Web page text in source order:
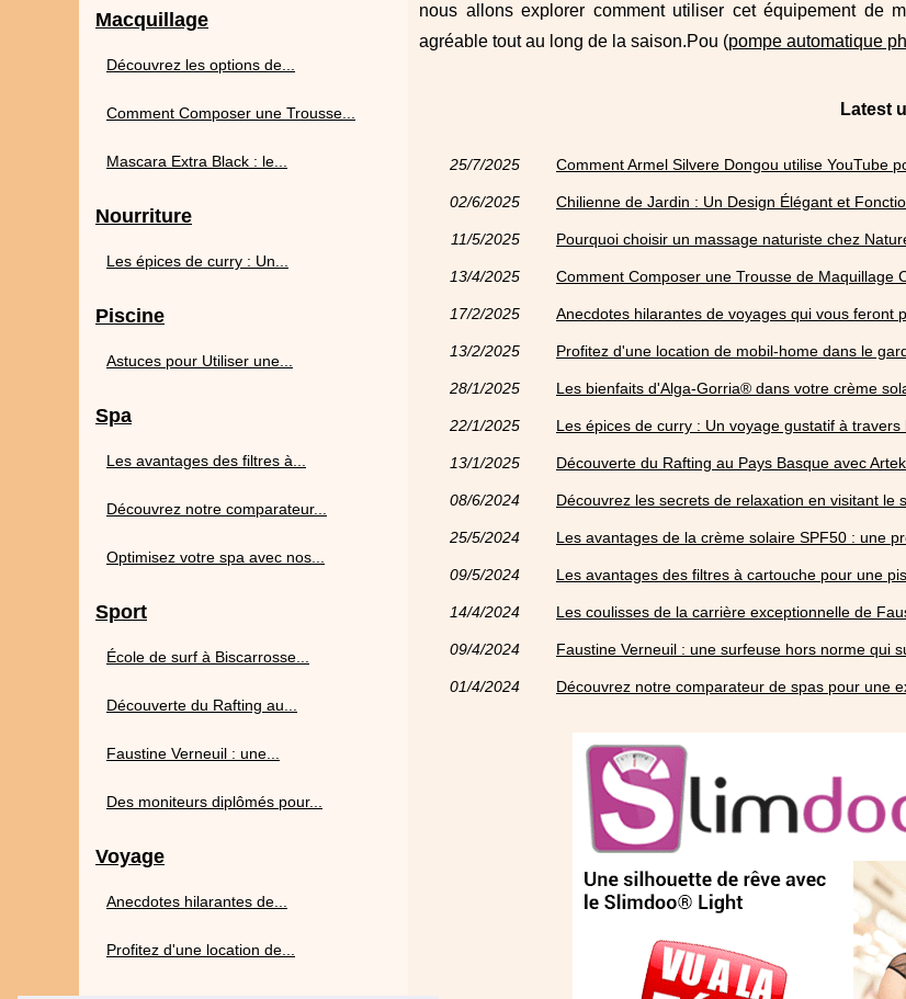
nous allons explorer comment utiliser cet équipement de
agréable tout au long de la saison.Pou (pompe automatique
Latest
25/7/2025 Comment Armel Silvere Dongou utilise YouTube
02/6/2025 Chilienne de Jardin : Un Design Élégant et
11/5/2025 Pourquoi choisir un massage naturiste chez
13/4/2025 Comment Composer une Trousse de Maquillage
17/2/2025 Anecdotes hilarantes de voyages qui vous feront
13/2/2025 Profitez d'une location de mobil-home dans le
28/1/2025 Les bienfaits d'Alga-Gorria® dans votre crème
22/1/2025 Les épices de curry : Un voyage gustatif à travers
13/1/2025 Découverte du Rafting au Pays Basque avec
08/6/2024 Découvrez les secrets de relaxation en visitant le
25/5/2024 Les avantages de la crème solaire SPF50 : une
09/5/2024 Les avantages des filtres à cartouche pour une
14/4/2024 Les coulisses de la carrière exceptionnelle de
09/4/2024 Faustine Verneuil : une surfeuse hors norme qui
01/4/2024 Découvrez notre comparateur de spas pour une
Macquillage
Découvrez les options de...
Comment Composer une Trousse...
Mascara Extra Black : le...
Nourriture
Les épices de curry : Un...
Piscine
Astuces pour Utiliser une...
Spa
Les avantages des filtres à...
Découvrez notre comparateur...
Optimisez votre spa avec nos...
Sport
École de surf à Biscarrosse...
Découverte du Rafting au...
Faustine Verneuil : une...
Des moniteurs diplômés pour...
Voyage
Anecdotes hilarantes de...
Profitez d'une location de...